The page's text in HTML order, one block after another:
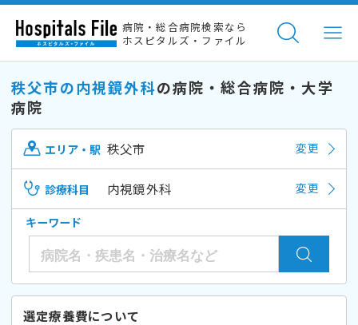
病院・総合病院検索なら
ホスピタルズ・ファイル
秩父市の内視鏡外科の病院・総合病院・大学
病院
エリア・駅 秩父市 変更
診療科目 内視鏡外科 変更
キーワード
選定療養費について